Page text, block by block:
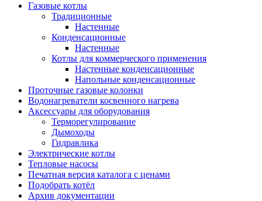
Газовые котлы
Традиционные
Настенные
Конденсационные
Настенные
Котлы для коммерческого применения
Настенные конденсационные
Напольные конденсационные
Проточные газовые колонки
Водонагреватели косвенного нагрева
Аксессуары для оборудования
Терморегулирование
Дымоходы
Гидравлика
Электрические котлы
Тепловые насосы
Печатная версия каталога с ценами
Подобрать котёл
Архив документации